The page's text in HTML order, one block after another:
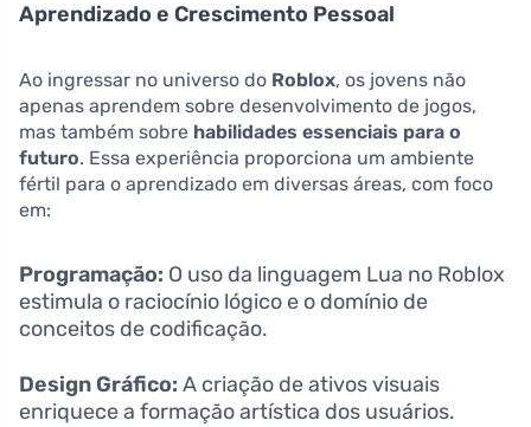
Aprendizado e Crescimento Pessoal
Ao ingressar no universo do Roblox, os jovens não
apenas aprendem sobre desenvolvimento de jogos,
mas também sobre habilidades essenciais para o
futuro. Essa experiência proporciona um ambiente
fértil para o aprendizado em diversas áreas, com foco
em:
Programação: O uso da linguagem Lua no Roblox
estimula o raciocínio lógico e o domínio de
conceitos de codificação.
Design Gráfico: A criação de ativos visuais
enriquece a formação artística dos usuários.